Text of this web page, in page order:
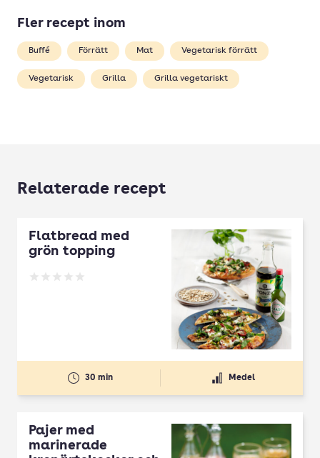
Fler recept inom
Buffé Förrätt Mat Vegetarisk förrätt
Vegetarisk Grilla Grilla vegetariskt
Relaterade recept
Flatbread med
grön topping
Betyg: 0 av 5
30 min Medel
Pajer med
marinerade